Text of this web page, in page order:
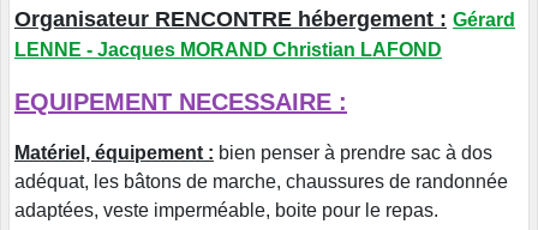
Organisateur RENCONTRE hébergement : Gérard
LENNE - Jacques MORAND Christian LAFOND
EQUIPEMENT NECESSAIRE :
Matériel, équipement : bien penser à prendre sac à dos
adéquat, les bâtons de marche, chaussures de randonnée
adaptées, veste imperméable, boite pour le repas.